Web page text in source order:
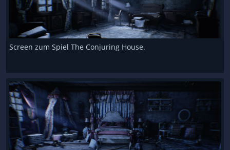
Screen zum Spiel The Conjuring House.